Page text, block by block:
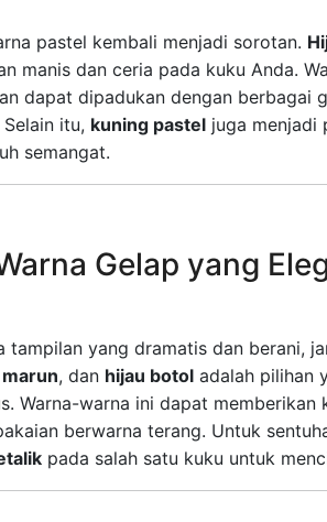
pastel kembali menjadi sorotan.
manis dan ceria pada kuku Anda.
dapat dipadukan dengan berbagai
itu, kuning pastel juga menjadi
semangat.
Gelap yang
tampilan yang dramatis dan berani,
, dan hijau botol adalah pilihan
Warna-warna ini dapat
berwarna terang. Untuk
pada salah satu kuku untuk